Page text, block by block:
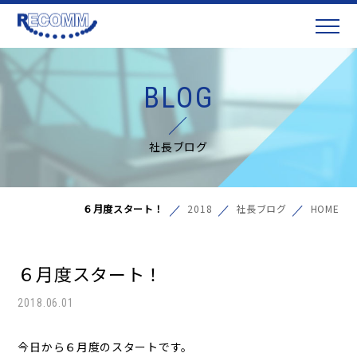
BLOG
社長ブログ
HOME
社長ブログ
2018
６月度スタート！
６月度スタート！
2018.06.01
今日から６月度のスタートです。